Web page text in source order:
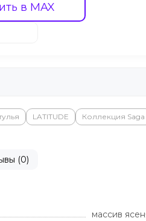
в MAX
LATITUDE Коллекция Saga
(0)
массив